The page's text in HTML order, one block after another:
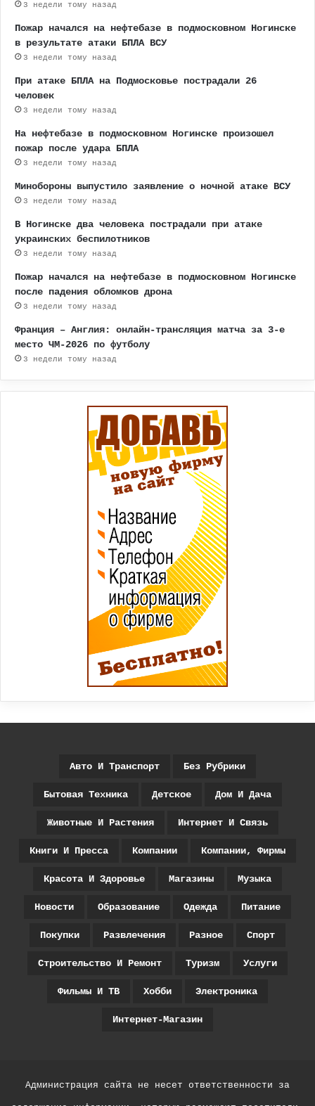
3 недели тому назад
Пожар начался на нефтебазе в подмосковном Ногинске
в результате атаки БПЛА ВСУ
3 недели тому назад
При атаке БПЛА на Подмосковье пострадали 26
человек
3 недели тому назад
На нефтебазе в подмосковном Ногинске произошел
пожар после удара БПЛА
3 недели тому назад
Минобороны выпустило заявление о ночной атаке ВСУ
3 недели тому назад
В Ногинске два человека пострадали при атаке
украинских беспилотников
3 недели тому назад
Пожар начался на нефтебазе в подмосковном Ногинске
после падения обломков дрона
3 недели тому назад
Франция – Англия: онлайн-трансляция матча за 3-е
место ЧМ-2026 по футболу
3 недели тому назад
Авто И Транспорт Без Рубрики
Бытовая Техника Детское Дом И Дача
Животные И Растения Интернет И Связь
Книги И Пресса Компании Компании, Фирмы
Красота И Здоровье Магазины Музыка
Новости Образование Одежда Питание
Покупки Развлечения Разное Спорт
Строительство И Ремонт Туризм Услуги
Фильмы И ТВ Хобби Электроника
Интернет-Магазин
Администрация сайта не несет ответственности за